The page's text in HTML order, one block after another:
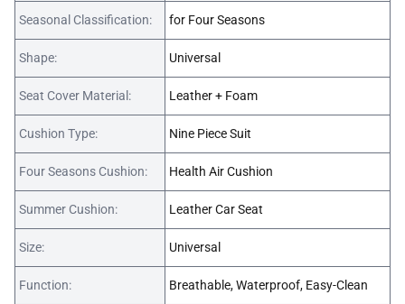
Seasonal Classification: for Four Seasons
Shape: Universal
Seat Cover Material: Leather + Foam
Cushion Type: Nine Piece Suit
Four Seasons Cushion: Health Air Cushion
Summer Cushion: Leather Car Seat
Size: Universal
Function: Breathable, Waterproof, Easy-Clean